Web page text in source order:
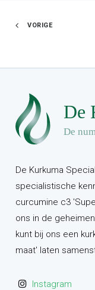
VORIGE
De Kurkuma
specialistische
curcumine c3
ons in de
kunt bij ons een
maat' laten
Instagram